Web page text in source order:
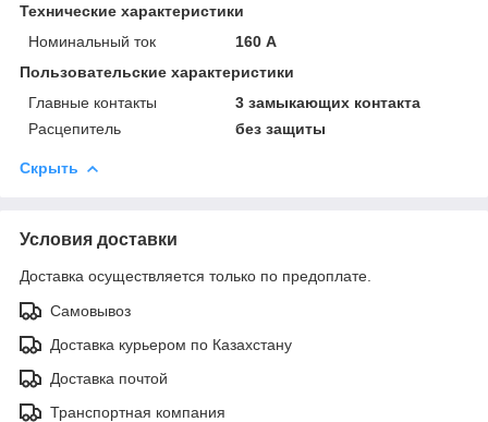
Технические характеристики
Номинальный ток
160 А
Пользовательские характеристики
Главные контакты
3 замыкающих контакта
Расцепитель
без защиты
Скрыть
Условия доставки
Доставка осуществляется только по предоплате.
Самовывоз
Доставка курьером по Казахстану
Доставка почтой
Транспортная компания